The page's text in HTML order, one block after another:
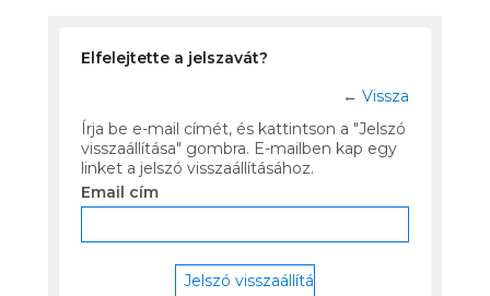
Elfelejtette a jelszavát?
← Vissza
Írja be e-mail címét, és kattintson a "Jelszó
visszaállítása" gombra. E-mailben kap egy
linket a jelszó visszaállításához.
Email cím